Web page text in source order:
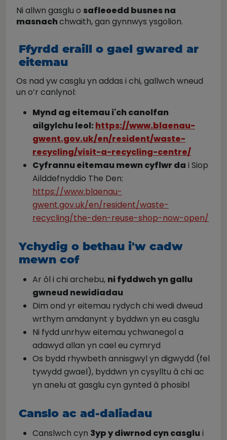
Ni allwn gasglu o safleoedd busnes na
masnachchwaith, gan gynnwys ysgolion.
Ffyrdd eraill o gael gwared ar
eitemau
Os nad yw casglu yn addas i chi, gallwch wneud
un o’r canlynol:
Mynd ag eitemau i'ch canolfan
ailgylchu leol: https://www.blaenau-
gwent.gov.uk/en/resident/waste-
recycling/visit-a-recycling-centre/
Cyfrannu eitemau mewn cyflwr da i Siop
Ailddefnyddio The Den:
https://www.blaenau-
gwent.gov.uk/en/resident/waste-
recycling/the-den-reuse-shop-now-open/
Ychydig o bethau i'w cadw
mewn cof
Ar ôl i chi archebu, ni fyddwch yn gallu
gwneud newidiadau
Dim ond yr eitemau rydych chi wedi dweud
wrthym amdanynt y byddwn yn eu casglu
Ni fydd unrhyw eitemau ychwanegol a
adawyd allan yn cael eu cymryd
Os bydd rhywbeth annisgwyl yn digwydd (fel
tywydd gwael), byddwn yn cysylltu â chi ac
yn anelu at gasglu cyn gynted â phosibl
Canslo ac ad-daliadau
Canslwch cyn 3yp y diwrnod cyn casglu i